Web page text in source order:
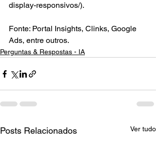
display-responsivos/).
Fonte: Portal Insights, Clinks, Google
Ads, entre outros.
Perguntas & Respostas - IA
Posts Relacionados Ver tudo